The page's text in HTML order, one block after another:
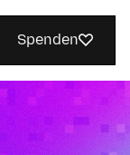
Spenden